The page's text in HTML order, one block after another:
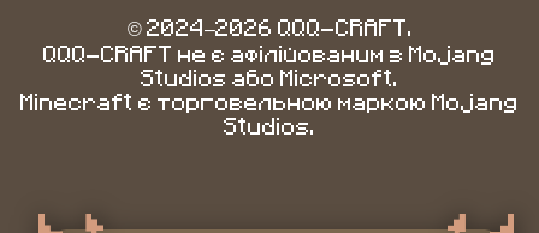
© 2024–2026 QQQ-CRAFT.
QQQ-CRAFT не є афілійованим з Mojang
Studios або Microsoft.
Minecraft є торговельною маркою Mojang
Studios.